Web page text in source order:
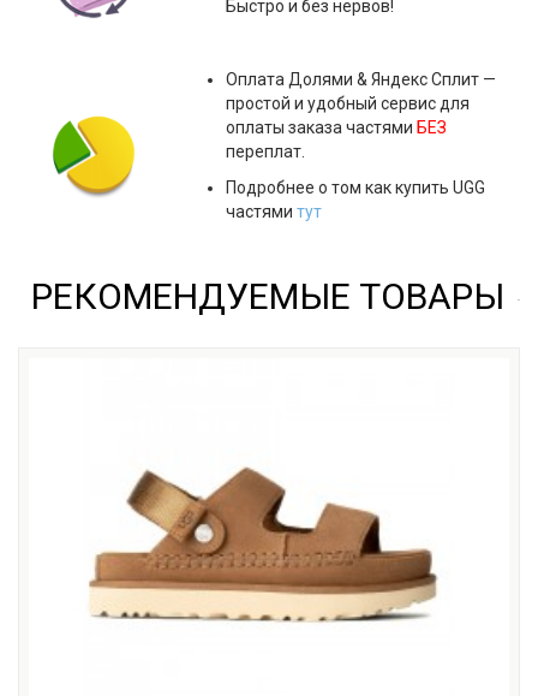
Быстро и без нервов!
ОплатаДолями & Яндекс Сплит —
простой и удобный сервис для
оплаты заказа частями БЕЗ
переплат.
Подробнее о том как купить UGG
частями тут
РЕКОМЕНДУЕМЫЕ ТОВАРЫ